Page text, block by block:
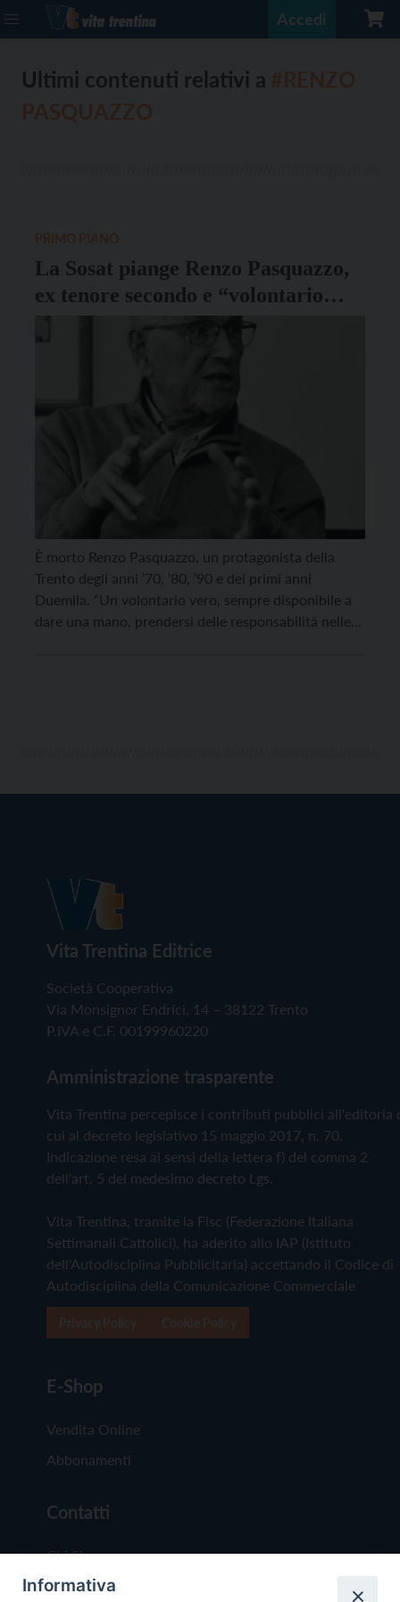
Accedi
Ultimi contenuti relativi a
La Sosat piange Renzo Pasquazzo,
ex tenore secondo e “volontario
vero”
È morto Renzo Pasquazzo, un protagonista della
Trento degli anni ’70, ’80, ’90 e dei primi anni
Duemila. “Un volontario vero, sempre disponibile a
dare una mano, prendersi delle responsabilità nelle
Vita Trentina Editrice
Società Cooperativa
Via Monsignor Endrici, 14 – 38122 Trento
P.IVA e C.F. 00199960220
Amministrazione trasparente
Vita Trentina percepisce i contributi pubblici all'editoria
cui al decreto legislativo 15 maggio 2017, n. 70.
Indicazione resa ai sensi della lettera f) del comma 2
dell'art. 5 del medesimo decreto Lgs.
Vita Trentina, tramite la Fisc (Federazione Italiana
Settimanali Cattolici), ha aderito allo IAP (Istituto
dell'Autodisciplina Pubblicitaria) accettando il Codice di
Autodisciplina della Comunicazione Commerciale
E-Shop
Vendita Online
Abbonamenti
Contatti
Chi Siamo
Redazione
Informativa